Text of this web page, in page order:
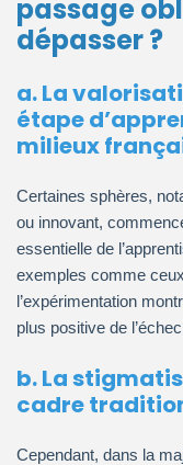
passage
dépasser ?
a. La
étape
milieux
Certaines sphères,
ou innovant,
essentielle de
exemples comme
l’expérimentation
plus positive de
b. La
cadre
Cependant, dans la